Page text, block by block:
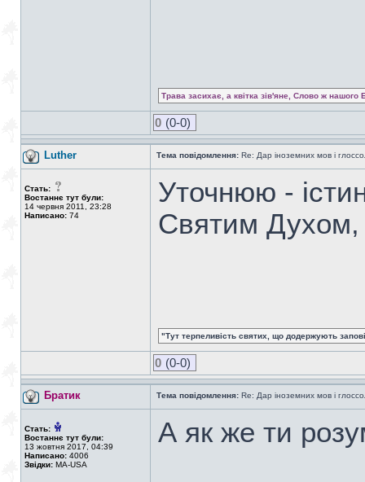
Трава засихає, а квітка зів'яне, Слово ж нашого
0 (0-0)
Luther Тема повідомлення: Re: Дар іноземних мов і
Стать:
Востаннє тут були:
14 червня 2011, 23:28
Написано: 74
Уточнюю -
Святим Духом,
"Тут терпеливість святих, що додержують
0 (0-0)
Братик Тема повідомлення: Re: Дар іноземних мов і
Стать:
Востаннє тут були:
13 жовтня 2017, 04:39
Написано: 4006
Звідки: MA-USA
А як же ти